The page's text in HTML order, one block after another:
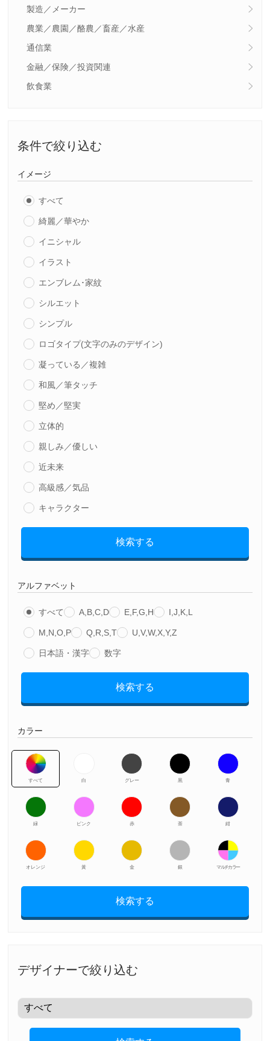
製造／メーカー
農業／農園／酪農／畜産／水産
通信業
金融／保険／投資関連
飲食業
条件で絞り込む
イメージ
すべて
綺麗／華やか
イニシャル
イラスト
エンブレム･家紋
シルエット
シンプル
ロゴタイプ(文字のみのデザイン)
凝っている／複雑
和風／筆タッチ
堅め／堅実
立体的
親しみ／優しい
近未来
高級感／気品
キャラクター
検索する
アルファベット
すべて A,B,C,D E,F,G,H I,J,K,L
M,N,O,P Q,R,S,T U,V,W,X,Y,Z
日本語・漢字 数字
検索する
カラー
すべて 白 グレー 黒 青
緑 ピンク 赤 茶 紺
オレンジ 黃 金 銀 マルチカラー
検索する
デザイナーで絞り込む